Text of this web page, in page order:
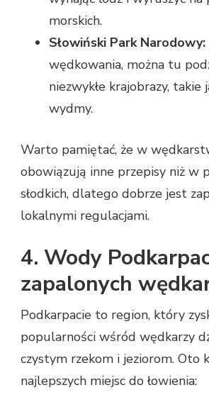
morskich.
Słowiński Park Narodowy:
wędkowania, można tu
niezwykłe krajobrazy, takie
wydmy.
Warto pamiętać, że w
obowiązują inne przepisy niż w
słodkich, dlatego dobrze jest
lokalnymi regulacjami.
4. Wody
zapalonych
Podkarpacie to region, który
popularności wśród wędkarzy
czystym rzekom i jeziorom. Oto
najlepszych miejsc do łowienia: